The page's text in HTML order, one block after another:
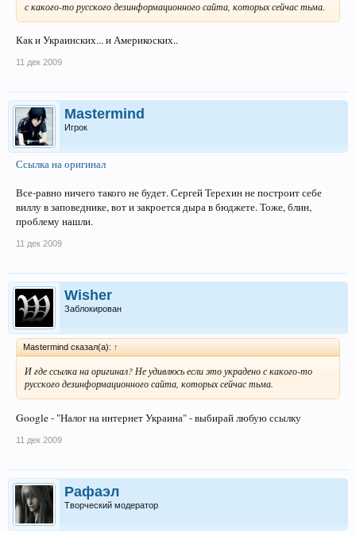
с какого-то русского дезинформационного сайта, которых сейчас тьма.
Как и Украинских... и Америкоских..
11 дек 2009
Mastermind
Игрок
Ссылка на оригинал
Все-равно ничего такого не будет. Сергей Терехин не построит себе
виллу в заповеднике, вот и закроется дыра в бюджете. Тоже, блин,
проблему нашли.
11 дек 2009
Wisher
Заблокирован
Mastermind сказал(а): ↑
И где ссылка на оригинал? Не удивлюсь если это украдено с какого-то
русского дезинформационного сайта, которых сейчас тьма.
Google - "Налог на интернет Украина" - выбирай любую ссылку
11 дек 2009
Рафаэл
Творческий модератор